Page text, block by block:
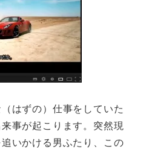
はずの）仕事をしていた
事が起こります。突然現
いかける男ふたり、この